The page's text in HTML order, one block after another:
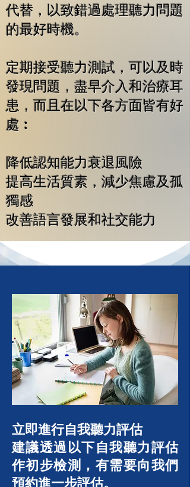
代替，以致錯過處理聽力問題
的最好時機。
定期接受聽力測試，可以及時
發現問題，盡早介入和治療耳
患，而且在以下各方面皆有好
處︰
降低認知能力衰退風險
提高生活質素，減少焦慮及孤
獨感
改善語言發展和社交能力
立即進行自我聽力評估
建議透過以下自我聽力評估
作初步檢測，有需要向我們
預約進一步評估。